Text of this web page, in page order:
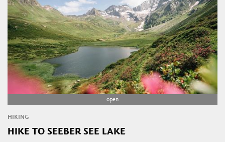
open
HIKING
HIKE TO SEEBER SEE LAKE